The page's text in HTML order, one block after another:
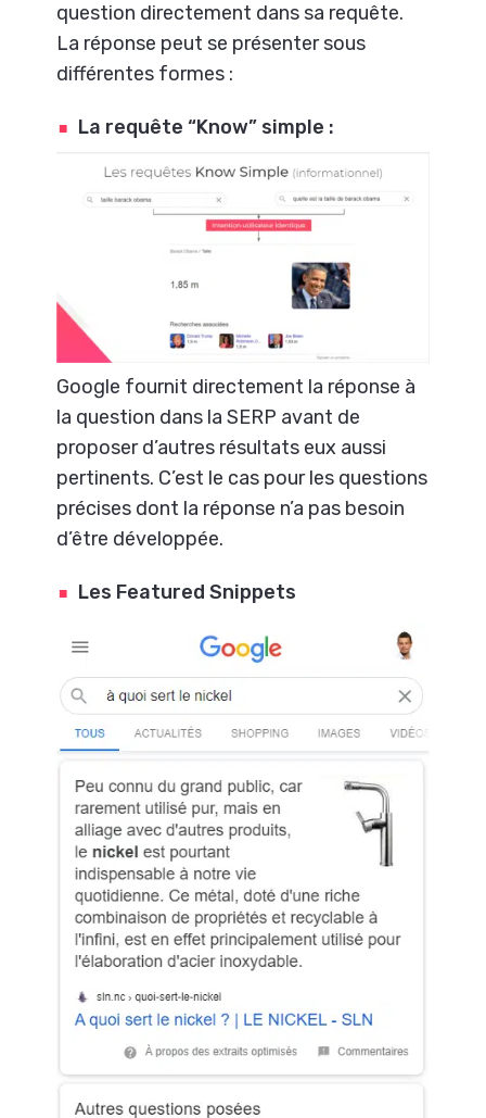
question directement dans sa requête.
La réponse peut se présenter sous
différentes formes :
La requête “Know” simple :
Google fournit directement la réponse à
la question dans la SERP avant de
proposer d’autres résultats eux aussi
pertinents. C’est le cas pour les questions
précises dont la réponse n’a pas besoin
d’être développée.
Les Featured Snippets